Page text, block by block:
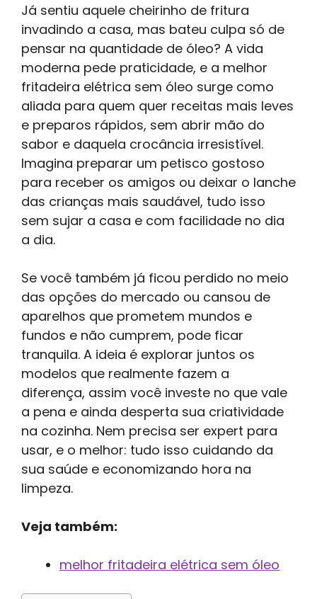
Já sentiu aquele cheirinho de fritura
invadindo a casa, mas bateu culpa só de
pensar na quantidade de óleo? A vida
moderna pede praticidade, e a melhor
fritadeira elétrica sem óleo surge como
aliada para quem quer receitas mais leves
e preparos rápidos, sem abrir mão do
sabor e daquela crocância irresistível.
Imagina preparar um petisco gostoso
para receber os amigos ou deixar o lanche
das crianças mais saudável, tudo isso
sem sujar a casa e com facilidade no dia
a dia.
Se você também já ficou perdido no meio
das opções do mercado ou cansou de
aparelhos que prometem mundos e
fundos e não cumprem, pode ficar
tranquila. A ideia é explorar juntos os
modelos que realmente fazem a
diferença, assim você investe no que vale
a pena e ainda desperta sua criatividade
na cozinha. Nem precisa ser expert para
usar, e o melhor: tudo isso cuidando da
sua saúde e economizando hora na
limpeza.
Veja também:
melhor fritadeira elétrica sem óleo